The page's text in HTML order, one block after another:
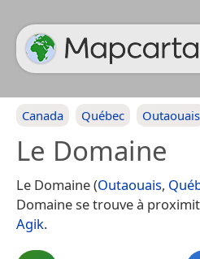
Canada Québec Outaouais
Le Domaine
Le Domaine (Outaouais,
Domaine se trouve à
Agik.